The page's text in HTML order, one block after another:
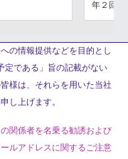
年２回決
の情報提供などを目的とし
定である」旨の記載がない
様は、それらを用いた当社
し上げます。
関係者を名乗る勧誘および
ルアドレスに関するご注意